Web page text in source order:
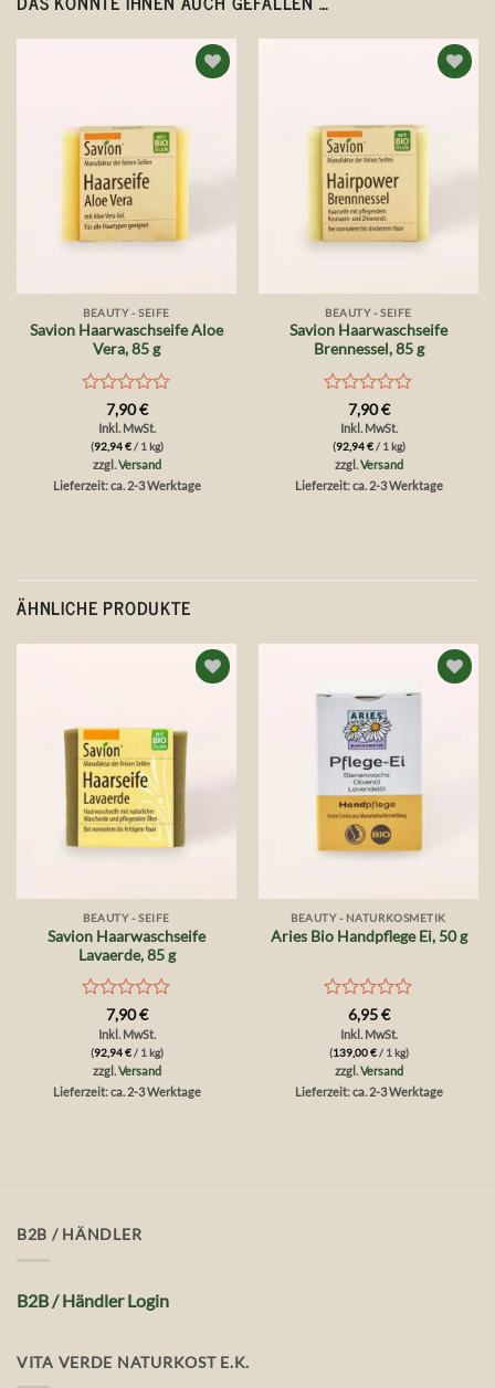
BEAUTY - SEIFE
Savion Haarwaschseife Aloe
Vera, 85 g
Bewertet
mit
0
von
7,90€
Inkl. MwSt.
(92,94€/ 1 kg)
zzgl.Versand
Lieferzeit: ca. 2-3 Werktage
BEAUTY - SEIFE
Savion Haarwaschseife
Brennessel, 85 g
Bewertet
mit
0
von
7,90€
Inkl. MwSt.
(92,94€/ 1 kg)
zzgl.Versand
Lieferzeit: ca. 2-3 Werktage
ÄHNLICHE PRODUKTE
BEAUTY - SEIFE
Savion Haarwaschseife
Lavaerde, 85 g
Bewertet
mit
0
von
7,90€
Inkl. MwSt.
(92,94€/ 1 kg)
zzgl.Versand
Lieferzeit: ca. 2-3 Werktage
Auf die
BEAUTY - NATURKOSMETIK
Aries Bio Handpflege Ei, 50 g
Bewertet
mit
0
von
6,95€
Inkl. MwSt.
(139,00€/ 1 kg)
zzgl.Versand
Lieferzeit: ca. 2-3 Werktage
B2B / HÄNDLER
B2B / Händler Login
VITA VERDE NATURKOST E.K.